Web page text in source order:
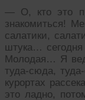
— О, кто это
знакомиться!
салатики,
штука…
Молодая… Я
туда-сюда,
курортах
это ладно,